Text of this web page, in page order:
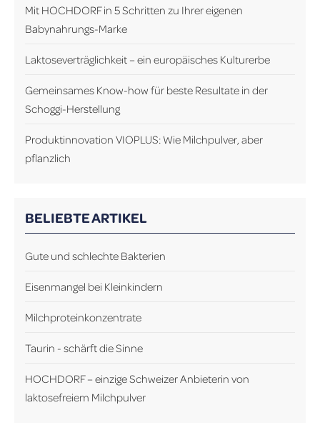
Mit HOCHDORF in 5 Schritten zu Ihrer eigenen
Babynahrungs-Marke
Laktoseverträglichkeit – ein europäisches Kulturerbe
Gemeinsames Know-how für beste Resultate in der
Schoggi-Herstellung
Produktinnovation VIOPLUS: Wie Milchpulver, aber
pflanzlich
BELIEBTE ARTIKEL
Gute und schlechte Bakterien
Eisenmangel bei Kleinkindern
Milchproteinkonzentrate
Taurin - schärft die Sinne
HOCHDORF – einzige Schweizer Anbieterin von
laktosefreiem Milchpulver